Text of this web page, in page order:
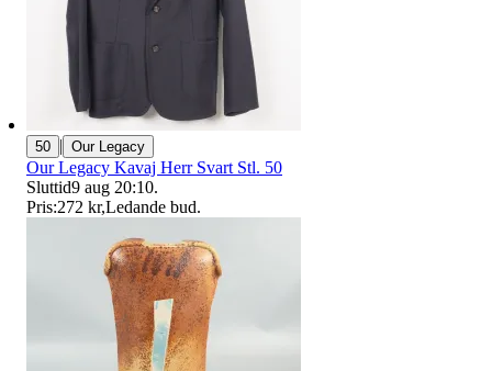
50 | Our Legacy
Our Legacy Kavaj Herr Svart Stl. 50
Sluttid9 aug 20:10.
Pris:272 kr,Ledande bud.